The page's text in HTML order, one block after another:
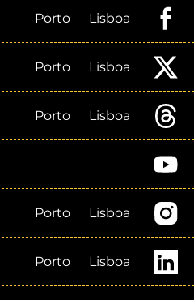
Porto Lisboa
Porto Lisboa
Porto Lisboa
Porto Lisboa
Porto Lisboa